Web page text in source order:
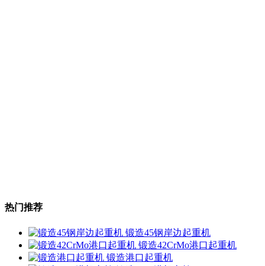
热门推荐
锻造45钢岸边起重机
锻造42CrMo港口起重机
锻造港口起重机